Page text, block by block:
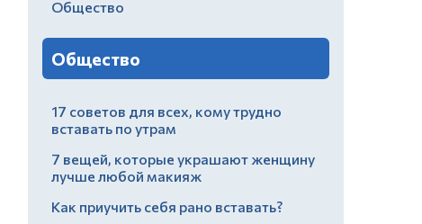
Общество
Общество
17 советов для всех, кому трудно
вставать по утрам
7 вещей, которые украшают женщину
лучше любой макияж
Как приучить себя рано вставать?